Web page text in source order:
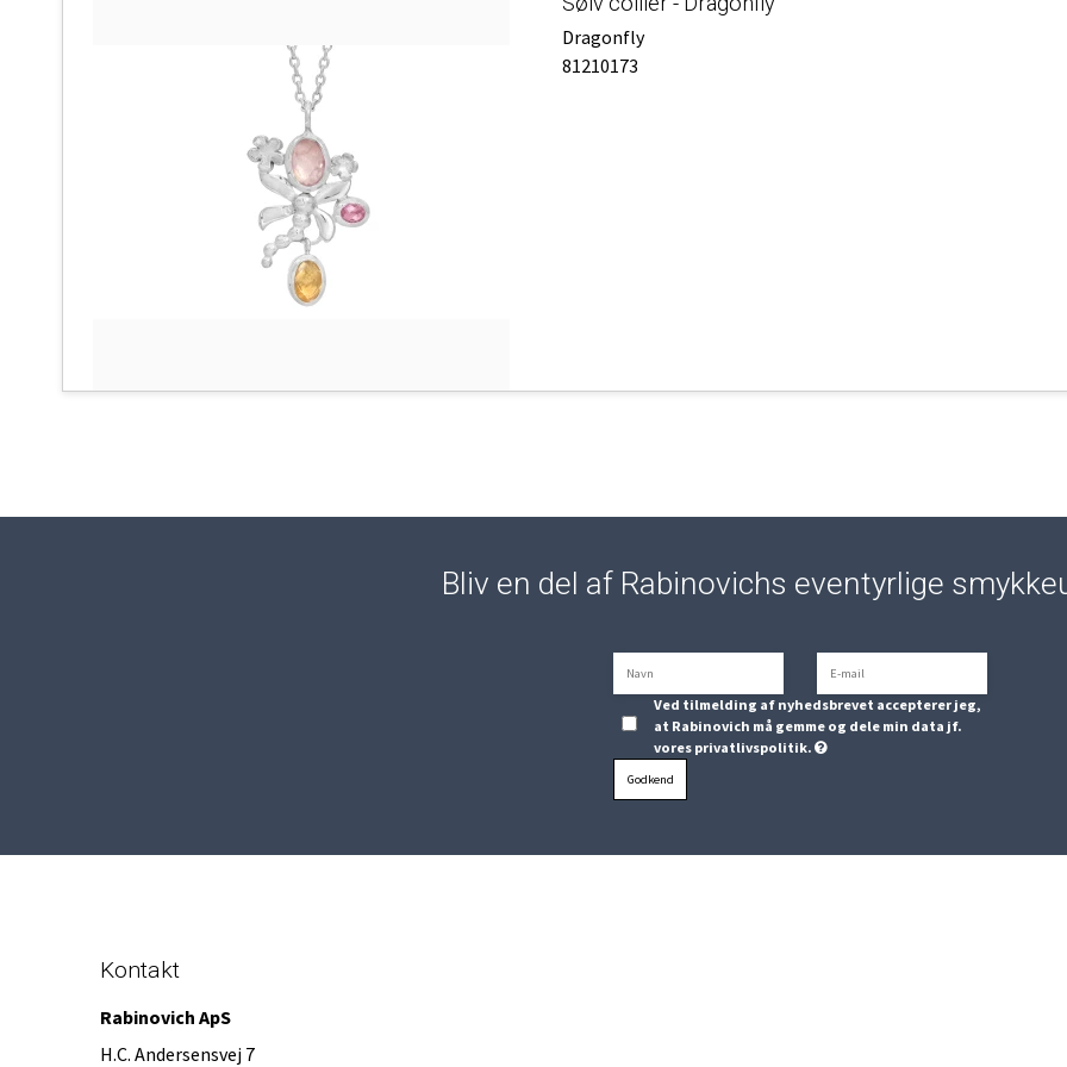
Dragonfly
81210173
Bliv en del af Rabinovichs eventyrlige
Ved tilmelding af nyhedsbrevet accepterer jeg,
at Rabinovich må gemme og dele min data jf.
vores privatlivspolitik.
Godkend
Kontakt
Rabinovich ApS
H.C. Andersensvej 7